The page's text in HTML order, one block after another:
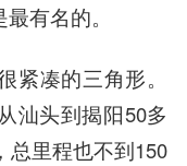
有名的。
紧凑的三角形。
汕头到揭阳50多
总里程也不到150